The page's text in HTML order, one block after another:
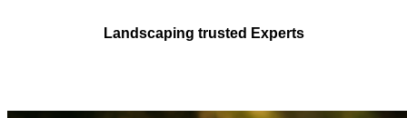
Landscaping trusted Experts